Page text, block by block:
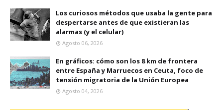
Los curiosos métodos que usaba la gente para
despertarse antes de que existieran las
alarmas (y el celular)
Agosto 06, 2026
En gráficos: cómo son los 8 km de frontera
entre España y Marruecos en Ceuta, foco de
tensión migratoria de la Unión Europea
Agosto 04, 2026